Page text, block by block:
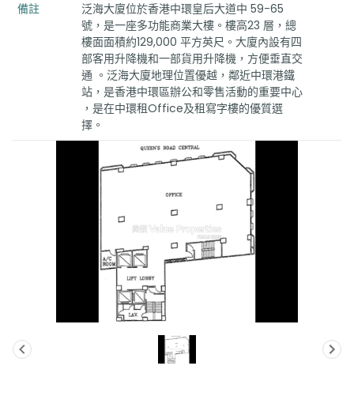
備註
泛海大廈位於香港中環皇后大道中 59-65
號，是一座多功能商業大樓。樓高23 層，總
樓面面積約129,000 平方英尺。大廈內設有四
部客用升降機和一部貨用升降機，方便垂直交
通 。泛海大廈地理位置優越，鄰近中環港鐵
站，是香港中環區辦公和零售活動的重要中心
，是在中環租Office及租寫字樓的優質選
擇。